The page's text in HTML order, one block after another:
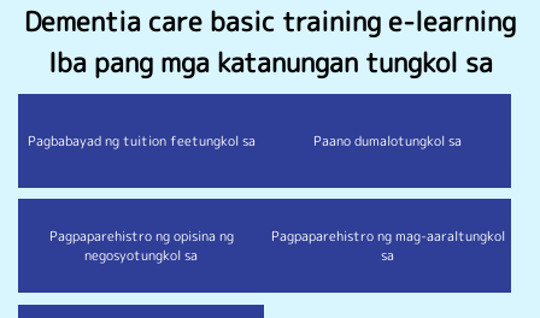
Dementia care basic training e-learning
Iba pang mga katanungan tungkol sa
Pagbabayad ng tuition feetungkol sa Paano dumalotungkol sa
Pagpaparehistro ng opisina ng
negosyotungkol sa
Pagpaparehistro ng mag-aaraltungkol
sa